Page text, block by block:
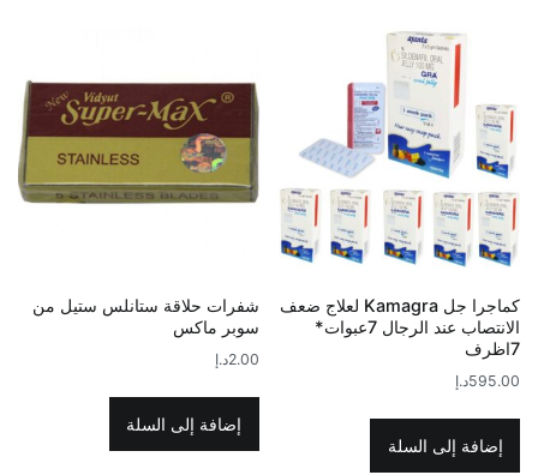
كماجرا جل Kamagra لعلاج ضعف
الانتصاب عند الرجال 7عبوات*
7اظرف
595.00د.إ
إضافة إلى السلة
شفرات حلاقة ستانلس ستيل من
سوبر ماكس
2.00د.إ
إضافة إلى السلة